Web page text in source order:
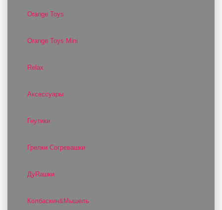
Orange Toys
Orange Toys Mini
Relax
Аксессуары
Гнутики
Грелки Согревашки
ДуRашки
Колбаскин&Мышель